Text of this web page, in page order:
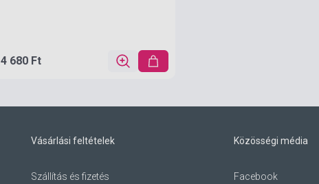
4 680 Ft
Vásárlási feltételek
Szállítás és fizetés
Közösségi média
Facebook